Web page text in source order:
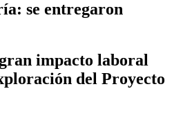
se entregaron
impacto laboral
del Proyecto